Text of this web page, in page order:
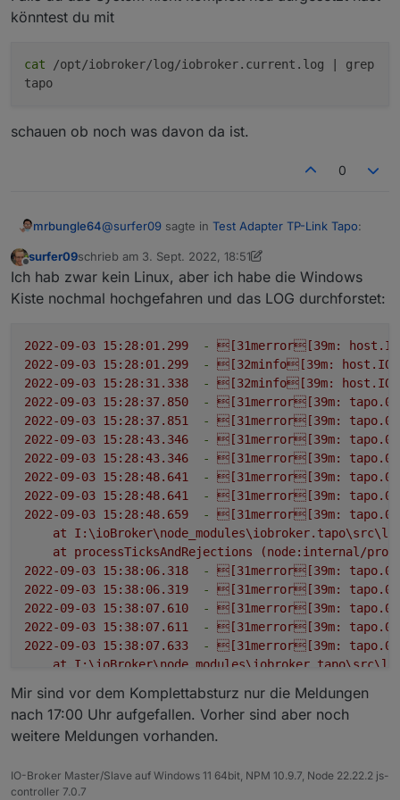
hatte dann auch einen Fehler, aber den Wortlaut kann
ich dir leider auch nicht sagen. Es war aber nicht der
könntest du mit
cat /opt/iobroker/log/iobroker.current.log | grep
tapo
schauen ob noch was davon da ist.
0
mrbungle64@surfer09 sagte in Test Adapter TP-Link Tapo:
@tombox Ich hätte dir gerne LOGs gegeben,
das System war aber schon zerschossen
und ich konnte es nicht mehr starten.
Falls du das System nicht komplett neu aufgesetzt
schauen ob noch was davon da ist.
Offline
surfer09schrieb am 3. Sept. 2022, 18:51
zuletzt editiert von surfer099. März 2022, 21:15
Ich hab zwar kein Linux, aber ich habe die Windows
Kiste nochmal hochgefahren und das LOG durchforstet:
2022-09-03 15:28:01.299 - [31merror[39m:
2022-09-03 15:28:01.299
- [32minfo[39m:
2022-09-03 15:28:31.338
- [32minfo[39m:
2022-09-03 15:28:37.850
- [31merror[39m: tapo.0
2022-09-03 15:28:37.851
- [31merror[39m: tapo.0
2022-09-03 15:28:43.346
- [31merror[39m: tapo.0
2022-09-03 15:28:43.346
- [31merror[39m: tapo.0
2022-09-03 15:28:48.641
- [31merror[39m: tapo.0
2022-09-03 15:28:48.641
- [31merror[39m: tapo.0
2022-09-03 15:28:48.659
- [31merror[39m: tapo.0
at
at
processTicksAndRejections
(node:internal/
2022-09-03 15:38:06.318
- [31merror[39m: tapo.0
2022-09-03 15:38:06.319
- [31merror[39m: tapo.0
2022-09-03 15:38:07.610
- [31merror[39m: tapo.0
2022-09-03 15:38:07.611
- [31merror[39m: tapo.0
2022-09-03 15:38:07.633
- [31merror[39m: tapo.0
at
2022-09-03 15:38:07.633
- [31merror[39m: tapo.0
2022-09-03 15:38:08.184
- [31merror[39m:
2022-09-03 15:38:08.185
-
2022-09-03 15:38:08.185
- [31merror[39m:
2022-09-03 15:38:08.185
Mir sind vor dem Komplettabsturz nur die Meldungen
nach 17:00 Uhr aufgefallen. Vorher sind aber noch
weitere Meldungen vorhanden.
IO-Broker Master/Slave auf Windows 11 64bit, NPM 10.9.7, Node 22.22.2 js-
controller 7.0.7